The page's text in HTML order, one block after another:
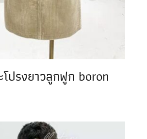
โปรงยาวลูกฟูก boron